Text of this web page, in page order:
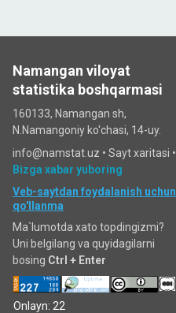
Namangan viloyat
statistika boshqarmasi
160133, Namangan sh,
N.Namangoniy ko'chasi, 14-uy.
info@namstat.uz • Sayt xaritasi •
Bizga xabar yuboring
Veb-saytdan foydalanish uchun
qo'llanma
Ma`lumotda xato topdingizmi?
Uni belgilang va quyidagilarni
bosing Ctrl + Enter
Onlayn: 22